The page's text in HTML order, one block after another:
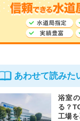
あわせて読みた
浴室
る？
工場